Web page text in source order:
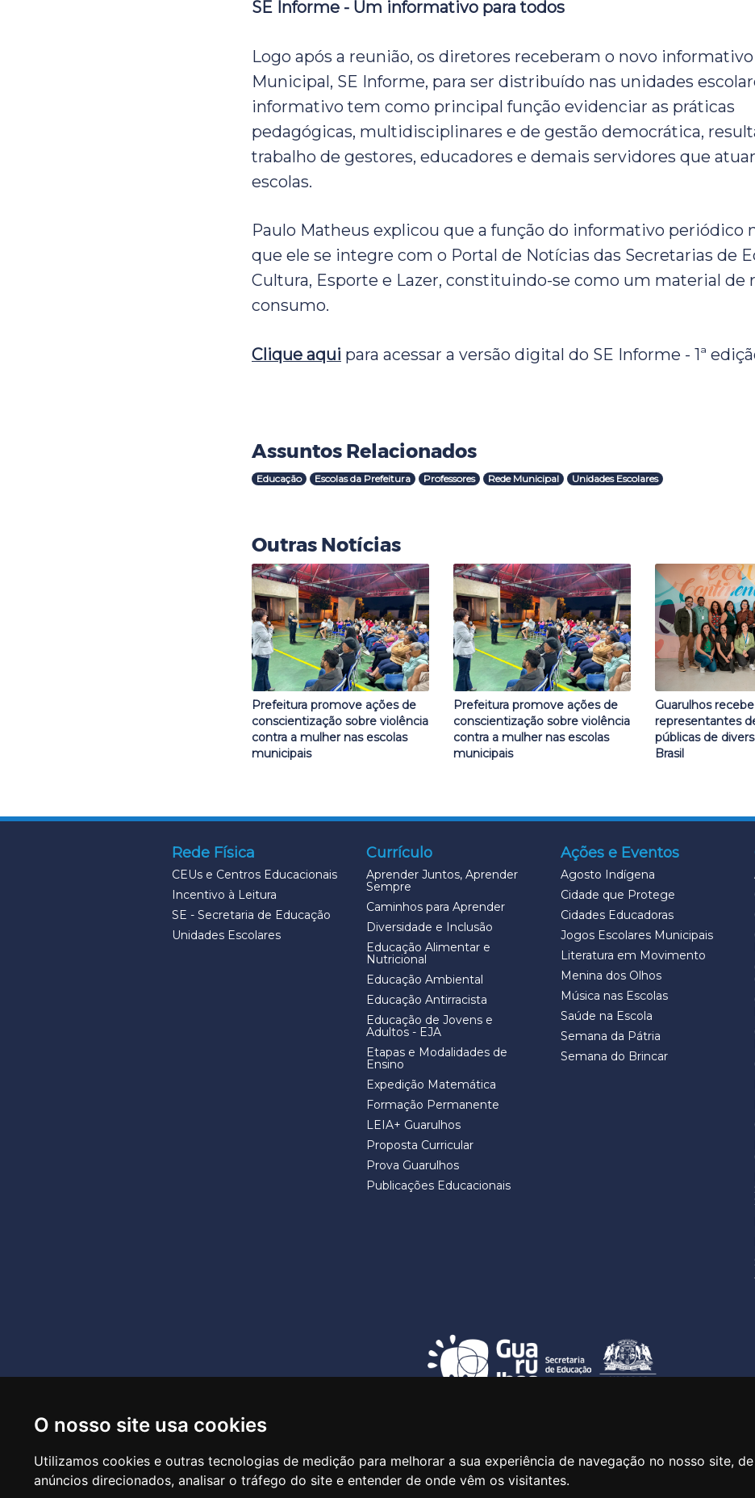
O nosso site usa cookies
Utilizamos cookies e outras tecnologias de medição para melhorar a sua experiência de navegação no nosso site,
anúncios direcionados, analisar o tráfego do site e entender de onde vêm os visitantes.
SE Informe - Um informativo para todos
Logo após a reunião, os diretores receberam o novo informativo
Municipal, SE Informe, para ser distribuído nas unidades
informativo tem como principal função evidenciar as práticas
pedagógicas, multidisciplinares e de gestão democrática,
trabalho de gestores, educadores e demais servidores que
escolas.
Paulo Matheus explicou que a função do informativo periódico
que ele se integre com o Portal de Notícias das Secretarias de
Cultura, Esporte e Lazer, constituindo-se como um material de
consumo.
Clique aqui para acessar a versão digital do SE Informe - 1ª
Assuntos Relacionados
Educação Escolas da Prefeitura Professores Rede Municipal Unidades Escolares
Outras Notícias
Prefeitura promove ações de
conscientização sobre violência
contra a mulher nas escolas
municipais
Prefeitura promove ações de
conscientização sobre violência
contra a mulher nas escolas
municipais
Guarulhos recebe
representantes
públicas de
Brasil
Rede Física
CEUs e Centros Educacionais
Incentivo à Leitura
SE - Secretaria de Educação
Unidades Escolares
Currículo
Aprender Juntos, Aprender
Sempre
Caminhos para Aprender
Diversidade e Inclusão
Educação Alimentar e
Nutricional
Educação Ambiental
Educação Antirracista
Educação de Jovens e
Adultos - EJA
Etapas e Modalidades de
Ensino
Expedição Matemática
Formação Permanente
LEIA+ Guarulhos
Proposta Curricular
Prova Guarulhos
Publicações Educacionais
Ações e Eventos
Agosto Indígena
Cidade que Protege
Cidades Educadoras
Jogos Escolares Municipais
Literatura em Movimento
Menina dos Olhos
Música nas Escolas
Saúde na Escola
Semana da Pátria
Semana do Brincar
Rua Claudino Barbosa, 313 - Macedo - Guarulhos/SP CEP 07113-040
Central de Atendimento: *55 11 2475-7300